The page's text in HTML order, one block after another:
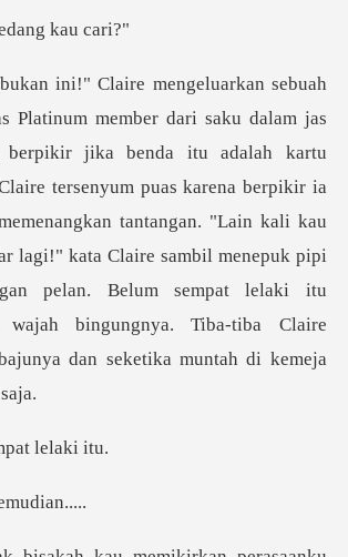
tersenyum puas karena berpikir ia
tantangan. "Lain kali kau
lagi!" kata Claire sambil menepuk pipi